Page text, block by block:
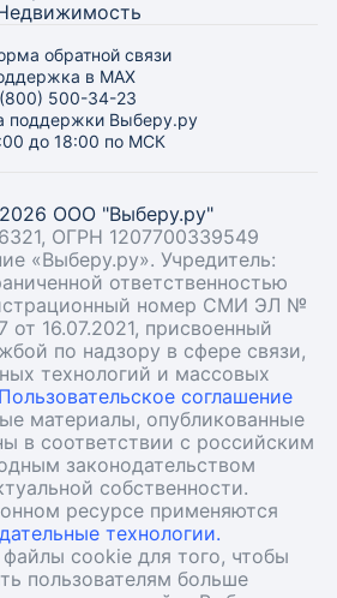
обратной связи
в MAX
500-34-23
поддержки Выберу.ру
до 18:00 по МСК
ООО "Выберу.ру"
ОГРН 1207700339549
«Выберу.ру». Учредитель:
ответственностью
номер СМИ ЭЛ №
16.07.2021, присвоенный
по надзору в сфере связи,
технологий и массовых
Пользовательское соглашение
материалы, опубликованные
в соответствии с российским
законодательством
собственности.
ресурсе применяются
технологии.
cookie для того, чтобы
пользователям больше